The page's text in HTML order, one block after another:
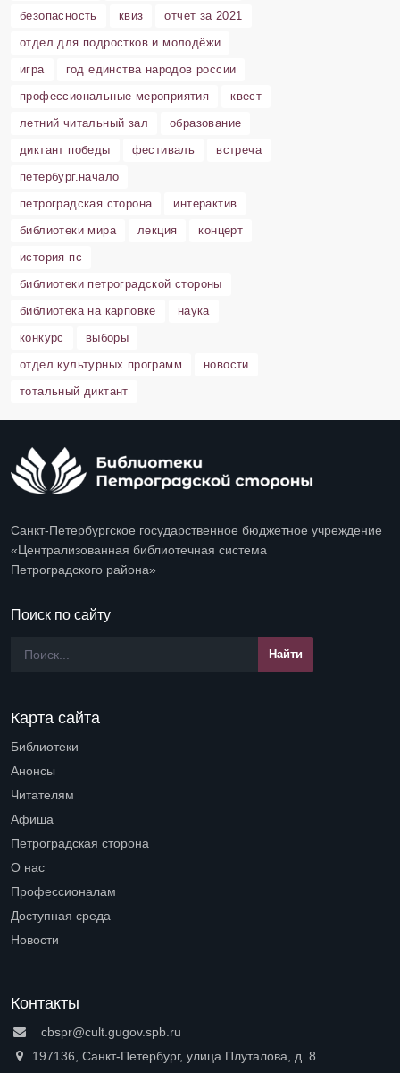
безопасность
квиз
отчет за 2021
отдел для подростков и молодёжи
игра
год единства народов россии
профессиональные мероприятия
квест
летний читальный зал
образование
диктант победы
фестиваль
встреча
петербург.начало
петроградская сторона
интерактив
библиотеки мира
лекция
концерт
история пс
библиотеки петроградской стороны
библиотека на карповке
наука
конкурс
выборы
отдел культурных программ
новости
тотальный диктант
Санкт-Петербургское государственное бюджетное учреждение
«Централизованная библиотечная система
Петроградского района»
Поиск по сайту
Карта сайта
Библиотеки
Анонсы
Читателям
Афиша
Петроградская сторона
О нас
Профессионалам
Доступная среда
Новости
Контакты
cbspr@cult.gugov.spb.ru
197136, Санкт-Петербург, улица Плуталова, д. 8